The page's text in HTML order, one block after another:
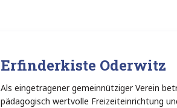
Erfinderkiste Oderwitz
Als eingetragener gemeinnütziger Verein
pädagogisch wertvolle Freizeiteinrichtung